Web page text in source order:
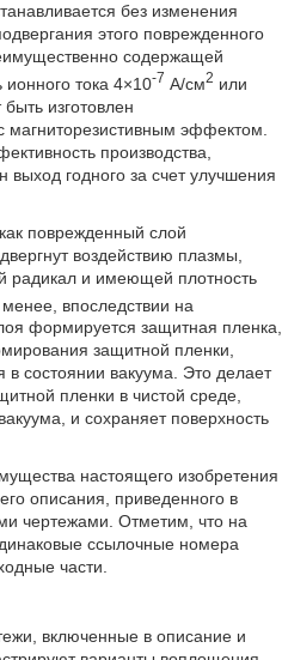
без изменения
этого поврежденного
содержащей
тока 4×10-7 А/см2 или
изготовлен
магниторезистивным эффектом.
производства,
выход годного за счет улучшения
поврежденный слой
воздействию плазмы,
радикал и имеющей плотность
впоследствии на
формируется защитная пленка,
защитной пленки,
состоянии вакуума. Это делает
пленки в чистой среде,
и сохраняет поверхность
настоящего изобретения
описания, приведенного в
чертежами. Отметим, что на
ссылочные номера
части.
включенные в описание и